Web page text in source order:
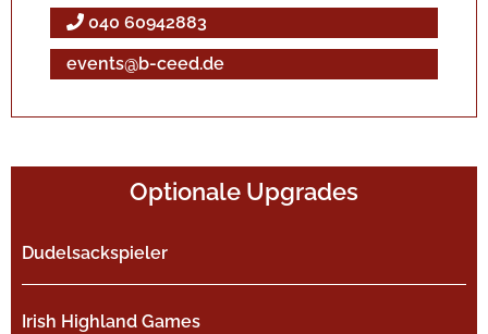
040 60942883
events@b-ceed.de
Optionale Upgrades
Dudelsackspieler
Irish Highland Games